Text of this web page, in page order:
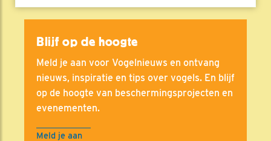
Blijf op de hoogte
Meld je aan voor Vogelnieuws en ontvang
nieuws, inspiratie en tips over vogels. En blijf
op de hoogte van beschermingsprojecten en
evenementen.
Meld je aan